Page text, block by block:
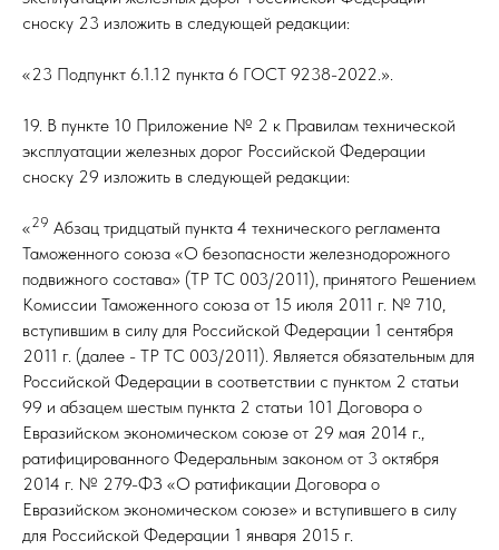
сноску 23 изложить в следующей редакции:
«23 Подпункт 6.1.12 пункта 6 ГОСТ 9238-2022.».
19. В пункте 10 Приложение № 2 к Правилам технической
эксплуатации железных дорог Российской Федерации
сноску 29 изложить в следующей редакции:
«29 Абзац тридцатый пункта 4 технического регламента
Таможенного союза «О безопасности железнодорожного
подвижного состава» (ТР ТС 003/2011), принятого Решением
Комиссии Таможенного союза от 15 июля 2011 г. № 710,
вступившим в силу для Российской Федерации 1 сентября
2011 г. (далее - ТР ТС 003/2011). Является обязательным для
Российской Федерации в соответствии с пунктом 2 статьи
99 и абзацем шестым пункта 2 статьи 101 Договора о
Евразийском экономическом союзе от 29 мая 2014 г.,
ратифицированного Федеральным законом от 3 октября
2014 г. № 279-ФЗ «О ратификации Договора о
Евразийском экономическом союзе» и вступившего в силу
для Российской Федерации 1 января 2015 г.